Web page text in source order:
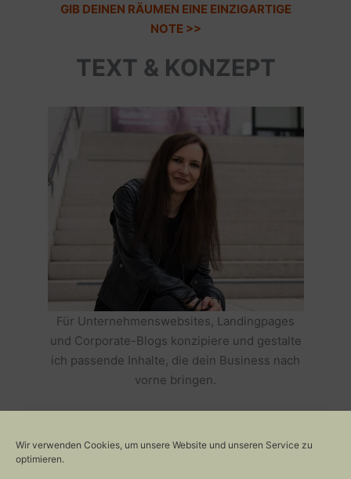
Wir verwenden Cookies, um unsere Website und unseren Service zu
optimieren.
GIB DEINEN RÄUMEN EINE EINZIGARTIGE
NOTE >>
TEXT & KONZEPT
Für Unternehmenswebsites, Landingpages
und Corporate-Blogs konzipiere und gestalte
ich passende Inhalte, die dein Business nach
vorne bringen.
ERFOLGREICH MACHEN >>